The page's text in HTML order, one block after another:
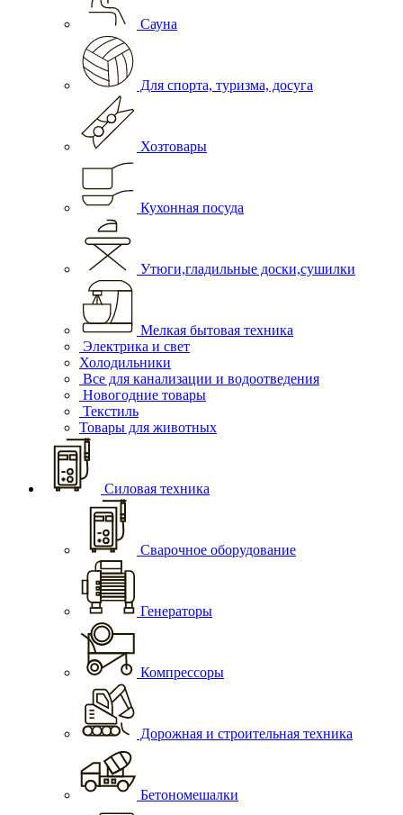
Сауна
Для спорта, туризма, досуга
Хозтовары
Кухонная посуда
Утюги,гладильные доски,сушилки
Мелкая бытовая техника
Электрика и свет
Холодильники
Все для канализации и водоотведения
Новогодние товары
Текстиль
Товары для животных
Силовая техника
Сварочное оборудование
Генераторы
Компрессоры
Дорожная и строительная техника
Бетономешалки